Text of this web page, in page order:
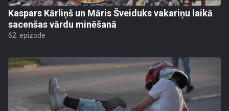
Kaspars Kārliņš un Māris Šveiduks vakariņu laikā
sacenšas vārdu minēšanā
62. epizode